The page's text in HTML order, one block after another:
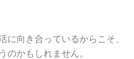
に向き合っているからこそ、
のかもしれません。